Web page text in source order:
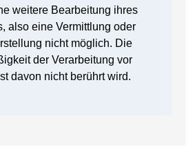
weitere Bearbeitung ihres
also eine Vermittlung oder
nicht möglich. Die
der Verarbeitung vor
davon nicht berührt wird.